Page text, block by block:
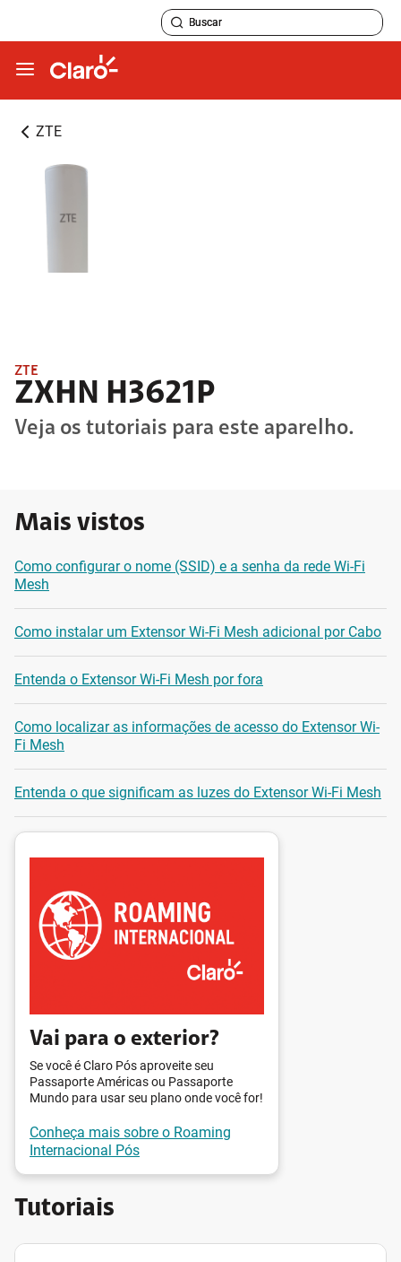
ZTE
ZTE
ZXHN H3621P
Veja os tutoriais para este aparelho.
Mais vistos
Como configurar o nome (SSID) e a senha da rede Wi-Fi
Mesh
Como instalar um Extensor Wi-Fi Mesh adicional por Cabo
Entenda o Extensor Wi-Fi Mesh por fora
Como localizar as informações de acesso do Extensor Wi-
Fi Mesh
Entenda o que significam as luzes do Extensor Wi-Fi Mesh
Vai para o exterior?
Se você é Claro Pós aproveite seu
Passaporte Américas ou Passaporte
Mundo para usar seu plano onde você for!
Conheça mais sobre o Roaming
Internacional Pós
Tutoriais